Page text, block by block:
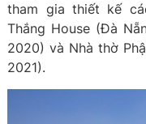
tham gia thiết kế
Thắng House (Đà
2020) và Nhà thờ
2021).